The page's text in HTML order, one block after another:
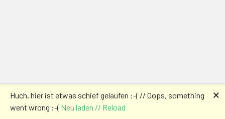
Huch, hier ist etwas schief gelaufen :-( // Oops, something
went wrong :-( Neu laden // Reload
🗙